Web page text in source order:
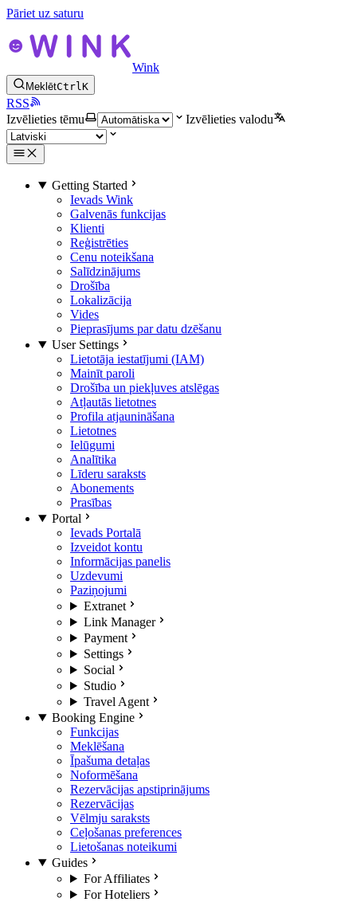
Pāriet uz saturu
Wink
MeklētCtrlK
RSS
Izvēlieties tēmu
Izvēlieties valodu
Getting Started
Ievads Wink
Galvenās funkcijas
Klienti
Reģistrēties
Cenu noteikšana
Salīdzinājums
Drošība
Lokalizācija
Vides
Pieprasījums par datu dzēšanu
User Settings
Lietotāja iestatījumi (IAM)
Mainīt paroli
Drošība un piekļuves atslēgas
Atļautās lietotnes
Profila atjaunināšana
Lietotnes
Ielūgumi
Analītika
Līderu saraksts
Abonements
Prasības
Portal
Ievads Portalā
Izveidot kontu
Informācijas panelis
Uzdevumi
Paziņojumi
Extranet
Link Manager
Payment
Settings
Social
Studio
Travel Agent
Booking Engine
Funkcijas
Meklēšana
Īpašuma detaļas
Noformēšana
Rezervācijas apstiprinājums
Rezervācijas
Vēlmju saraksts
Ceļošanas preferences
Lietošanas noteikumi
Guides
For Affiliates
For Hoteliers